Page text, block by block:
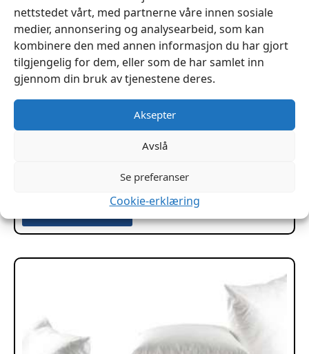
nettstedet vårt, med partnerne våre innen sosiale
medier, annonsering og analysearbeid, som kan
kombinere den med annen informasjon du har gjort
tilgjengelig for dem, eller som de har samlet inn
gjennom din bruk av tjenestene deres.
Aksepter
Avslå
Se preferanser
Cookie-erklæring
Legg I Handlekurv